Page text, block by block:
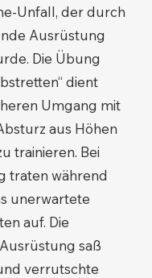
Unfall, der durch
Ausrüstung
Die Übung
dient
Umgang mit
aus Höhen
trainieren. Bei
traten während
unerwartete
auf. Die
saß
verrutschte